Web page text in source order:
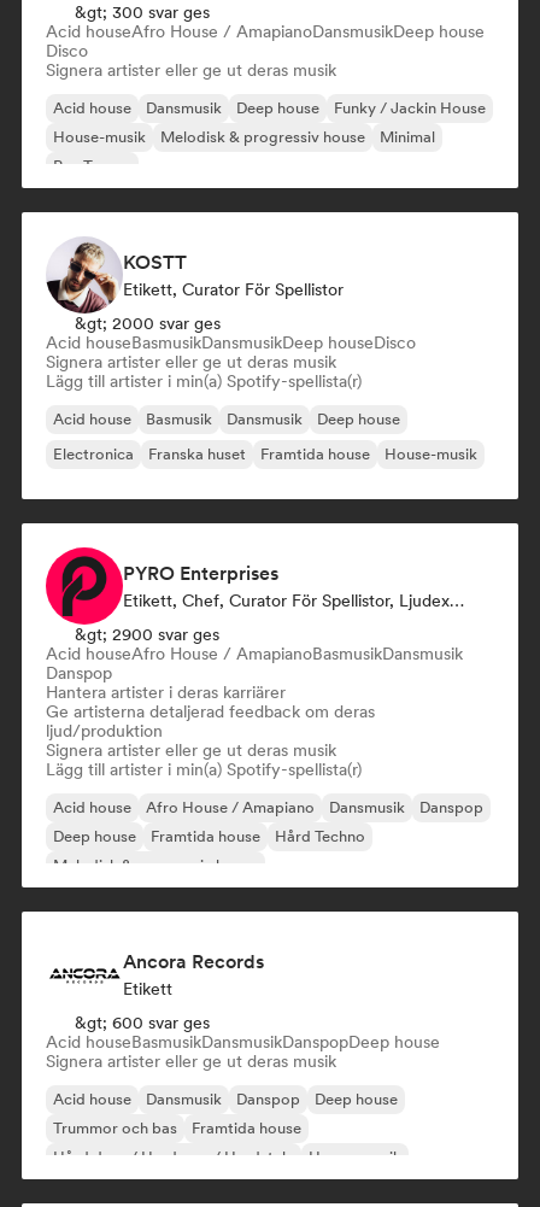
&gt; 300 svar ges
Acid houseAfro House / AmapianoDansmusikDeep house
Disco
Signera artister eller ge ut deras musik
Acid house Dansmusik Deep house
Funky / Jackin House
House-musik
Melodisk & progressiv house
Minimal
Psy-Trance
KOSTT
Etikett, Curator För Spellistor
&gt; 2000 svar ges
Acid houseBasmusikDansmusikDeep houseDisco
Signera artister eller ge ut deras musik
Lägg till artister i min(a) Spotify-spellista(r)
Acid house Basmusik Dansmusik
Deep house
Electronica
Franska huset Framtida house House-musik
PYRO Enterprises
Etikett, Chef, Curator För Spellistor, Ljudexpert
&gt; 2900 svar ges
Acid houseAfro House / AmapianoBasmusikDansmusik
Danspop
Hantera artister i deras karriärer
Ge artisterna detaljerad feedback om deras
ljud/produktion
Signera artister eller ge ut deras musik
Lägg till artister i min(a) Spotify-spellista(r)
Acid house Afro House / Amapiano Dansmusik
Danspop
Deep house
Framtida house
Hård Techno
Melodisk & progressiv house
Ancora Records
Etikett
&gt; 600 svar ges
Acid houseBasmusikDansmusikDanspopDeep house
Signera artister eller ge ut deras musik
Acid house Dansmusik Danspop
Deep house
Trummor och bas
Framtida house
Hård dans / Hardcore / Hardstyle
House-musik